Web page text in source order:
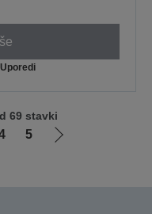
Uporedi
5
Idi
69 stavki